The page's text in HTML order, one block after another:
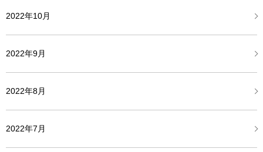
2022年10月
2022年9月
2022年8月
2022年7月